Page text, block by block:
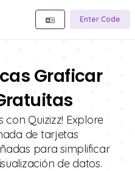
Enter Code
Graficar
con Quizizz! Explore
de tarjetas
para simplificar
de datos.